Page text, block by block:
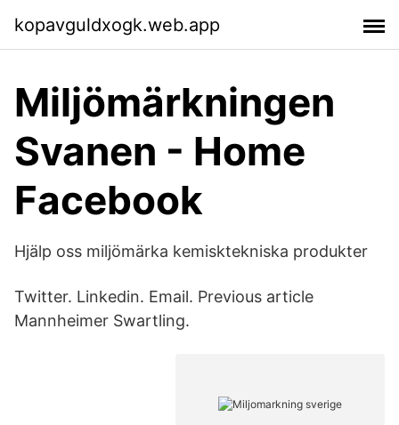
kopavguldxogk.web.app
Miljömärkningen
Svanen - Home
Facebook
Hjälp oss miljömärka kemisktekniska produkter
Twitter. Linkedin. Email. Previous article
Mannheimer Swartling.